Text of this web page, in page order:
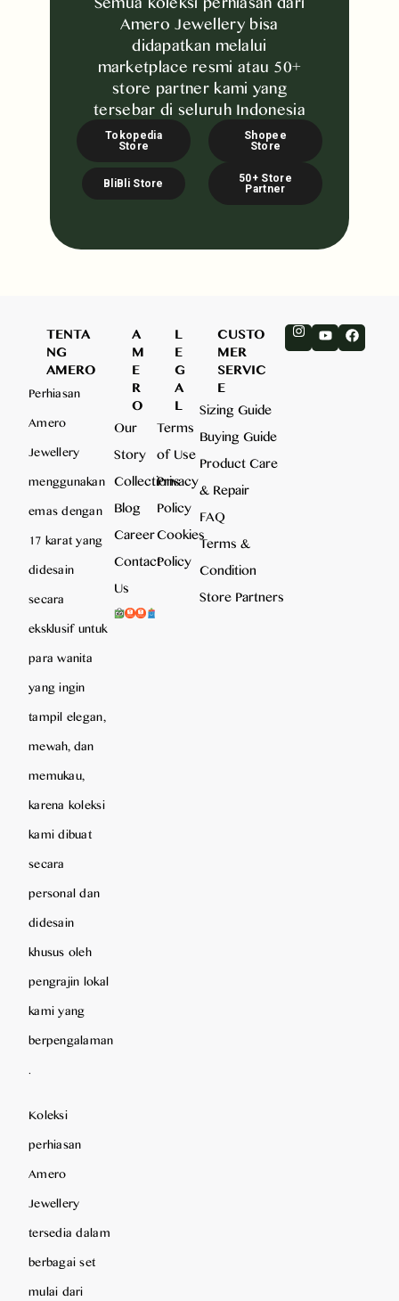
Amero Jewellery bisa
didapatkan melalui
marketplace resmi atau 50+
store partner kami yang
tersebar di seluruh Indonesia
BliBli Store
50+ Store
Partner
Tokopedia
Store
Shopee
Store
TENTA
NG
AMERO
Perhiasan
Amero
Jewellery
menggunakan
emas dengan
17 karat yang
didesain
secara
eksklusif untuk
para wanita
yang ingin
tampil elegan,
mewah, dan
memukau,
karena koleksi
kami dibuat
secara
personal dan
didesain
khusus oleh
pengrajin lokal
kami yang
berpengalaman
.
Koleksi
perhiasan
Amero
Jewellery
tersedia dalam
berbagai set
mulai dari
A
M
E
R
O
Our
Story
Collections
Blog
Career
Contact
Us
L
E
G
A
L
Terms
of Use
Privacy
Policy
Cookies
Policy
CUSTO
MER
SERVIC
E
Sizing Guide
Buying Guide
Product Care
& Repair
FAQ
Terms &
Condition
Store Partners